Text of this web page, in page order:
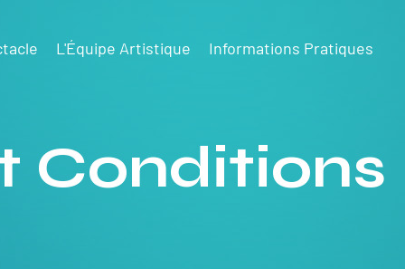
L'Équipe Artistique Informations Pratiques
Conditions